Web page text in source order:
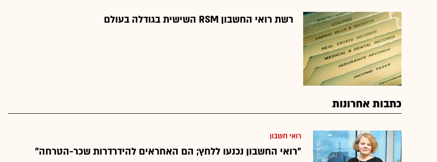
רשת רואי החשבון RSM השישית בגודלה בעולם
כתבות אחרונות
רואי חשבון
"רואי החשבון נכנעו ללחץ; הם האחראים להידרדרות שכר-הטרחה"